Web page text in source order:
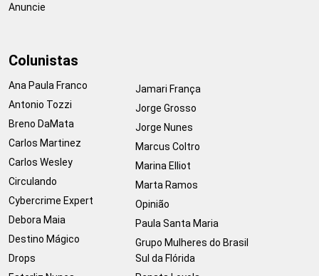
Anuncie
Colunistas
Ana Paula Franco
Antonio Tozzi
Breno DaMata
Carlos Martinez
Carlos Wesley
Circulando
Cybercrime Expert
Debora Maia
Destino Mágico
Drops
Jamari França
Jorge Grosso
Jorge Nunes
Marcus Coltro
Marina Elliot
Marta Ramos
Opinião
Paula Santa Maria
Grupo Mulheres do Brasil
Sul da Flórida